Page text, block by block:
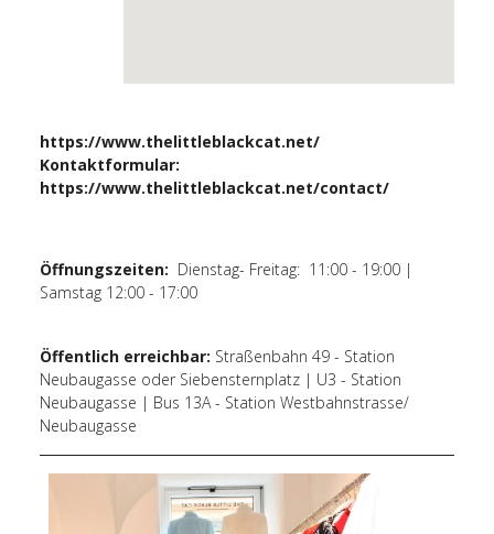
https://www.thelittleblackcat.net/
Kontaktformular:
https://www.thelittleblackcat.net/contact/
Öffnungszeiten: Dienstag- Freitag: 11:00 - 19:00 |
Samstag 12:00 - 17:00
Öffentlich erreichbar: Straßenbahn 49 - Station
Neubaugasse oder Siebensternplatz | U3 - Station
Neubaugasse | Bus 13A - Station Westbahnstrasse/
Neubaugasse